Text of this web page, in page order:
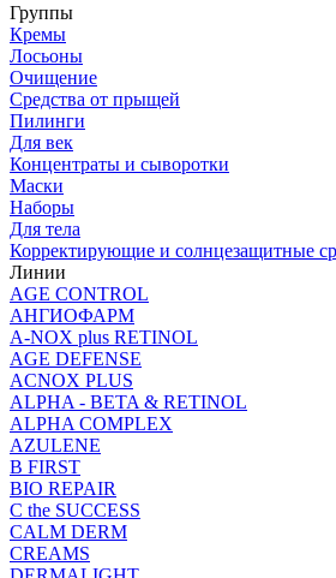
Группы
Кремы
Лосьоны
Очищение
Средства от прыщей
Пилинги
Для век
Концентраты и сыворотки
Маски
Наборы
Для тела
Корректирующие и солнцезащитные
Линии
AGE CONTROL
АНГИОФАРМ
A-NOX plus RETINOL
AGE DEFENSE
ACNOX PLUS
ALPHA - BETA & RETINOL
ALPHA COMPLEX
AZULENE
B FIRST
BIO REPAIR
C the SUCCESS
CALM DERM
CREAMS